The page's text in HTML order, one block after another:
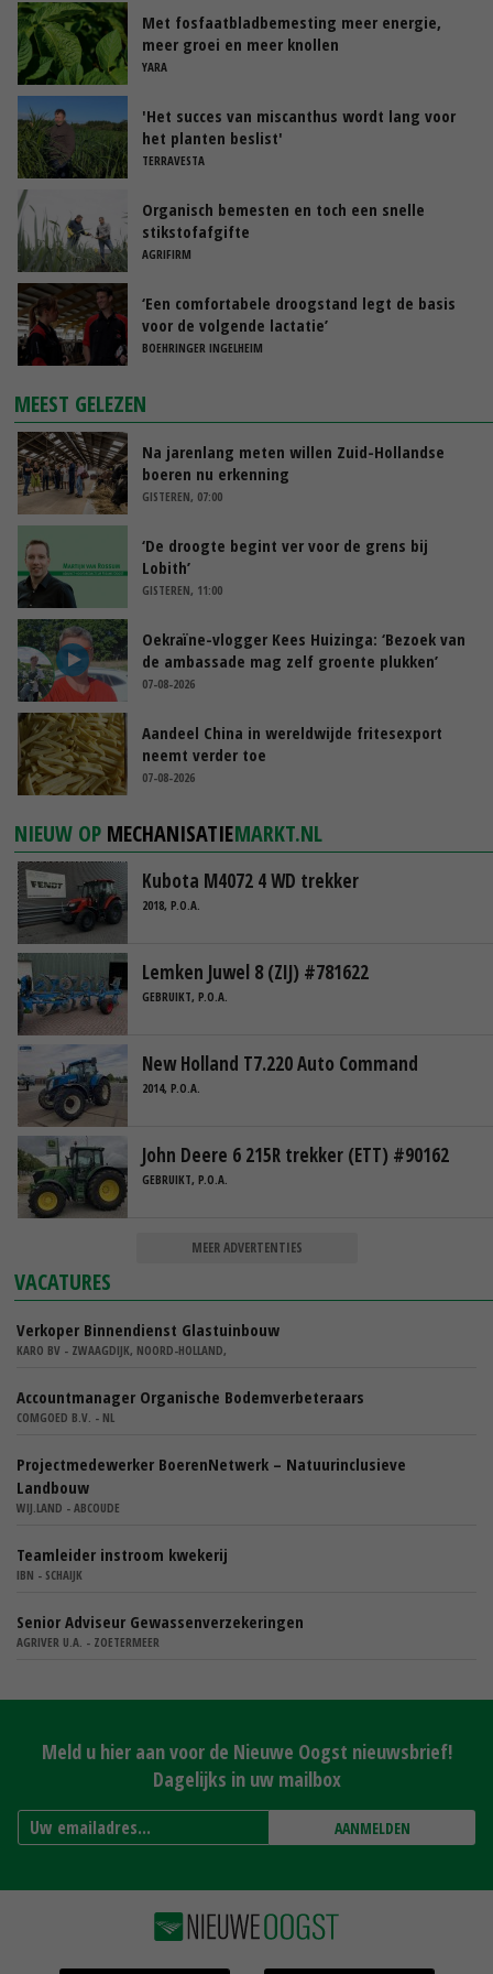
Met fosfaatbladbemesting meer energie,
meer groei en meer knollen
YARA
'Het succes van miscanthus wordt lang voor
het planten beslist'
TERRAVESTA
Organisch bemesten en toch een snelle
stikstofafgifte
AGRIFIRM
‘Een comfortabele droogstand legt de basis
voor de volgende lactatie’
BOEHRINGER INGELHEIM
MEEST GELEZEN
Na jarenlang meten willen Zuid-Hollandse
boeren nu erkenning
GISTEREN, 07:00
‘De droogte begint ver voor de grens bij
Lobith’
GISTEREN, 11:00
Oekraïne-vlogger Kees Huizinga: ‘Bezoek van
de ambassade mag zelf groente plukken’
07-08-2026
Aandeel China in wereldwijde fritesexport
neemt verder toe
07-08-2026
NIEUW OP MECHANISATIEMARKT.NL
Kubota M4072 4 WD trekker
2018, P.O.A.
Lemken Juwel 8 (ZIJ) #781622
GEBRUIKT, P.O.A.
New Holland T7.220 Auto Command
2014, P.O.A.
John Deere 6 215R trekker (ETT) #90162
GEBRUIKT, P.O.A.
MEER ADVERTENTIES
VACATURES
Verkoper Binnendienst Glastuinbouw
KARO BV - ZWAAGDIJK, NOORD-HOLLAND,
Accountmanager Organische Bodemverbeteraars
COMGOED B.V. - NL
Projectmedewerker BoerenNetwerk – Natuurinclusieve
Landbouw
WIJ.LAND - ABCOUDE
Teamleider instroom kwekerij
IBN - SCHAIJK
Senior Adviseur Gewassenverzekeringen
AGRIVER U.A. - ZOETERMEER
Meld u hier aan voor de Nieuwe Oogst nieuwsbrief!
Dagelijks in uw mailbox
AANMELDEN